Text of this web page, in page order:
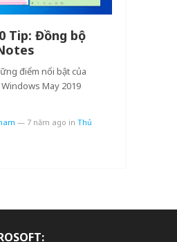
Tip: Đồng bộ
điểm nổi bật của
May 2019
— 7 năm ago in Thủ